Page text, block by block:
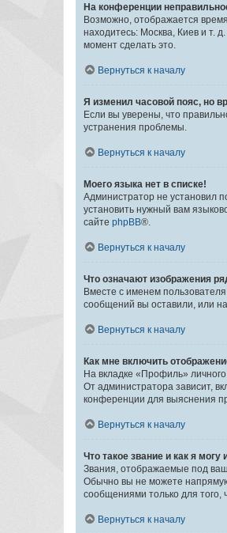
На конференции
Возможно, отображается
находитесь: Москва, Киев и т.
момент сделать это.
Вернуться к началу
Я изменил часовой пояс, но
Если вы уверены, что
устранения проблемы.
Вернуться к началу
Моего языка нет в списке!
Администратор не установил
установить нужный вам
сайте phpBB®.
Вернуться к началу
Что означают изображения
Вместе с именем
сообщений вы оставили, или
Вернуться к началу
Как мне включить
На вкладке «Профиль»
От администратора зависит,
конференции для выяснения
Вернуться к началу
Что такое звание и как я могу
Звания, отображаемые под
Обычно вы не можете
сообщениями только для
Вернуться к началу